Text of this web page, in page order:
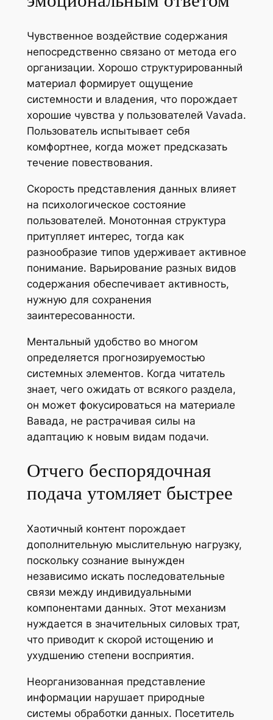
Чувственное воздействие содержания
непосредственно связано от метода его
организации. Хорошо структурированный
материал формирует ощущение
системности и владения, что порождает
хорошие чувства у пользователей Vavada.
Пользователь испытывает себя
комфортнее, когда может предсказать
течение повествования.
Скорость представления данных влияет
на психологическое состояние
пользователей. Монотонная структура
притупляет интерес, тогда как
разнообразие типов удерживает активное
понимание. Варьирование разных видов
содержания обеспечивает активность,
нужную для сохранения
заинтересованности.
Ментальный удобство во многом
определяется прогнозируемостью
системных элементов. Когда читатель
знает, чего ожидать от всякого раздела,
он может фокусироваться на материале
Вавада, не растрачивая силы на
адаптацию к новым видам подачи.
Отчего беспорядочная
подача утомляет быстрее
Хаотичный контент порождает
дополнительную мыслительную нагрузку,
поскольку сознание вынужден
независимо искать последовательные
связи между индивидуальными
компонентами данных. Этот механизм
нуждается в значительных силовых трат,
что приводит к скорой истощению и
ухудшению степени восприятия.
Неорганизованная представление
информации нарушает природные
системы обработки данных. Посетитель